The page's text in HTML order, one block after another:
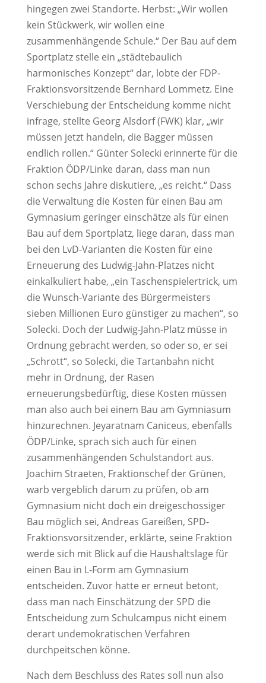
hingegen zwei Standorte. Herbst: „Wir wollen
kein Stückwerk, wir wollen eine
zusammenhängende Schule.“ Der Bau auf dem
Sportplatz stelle ein „städtebaulich
harmonisches Konzept“ dar, lobte der FDP-
Fraktionsvorsitzende Bernhard Lommetz. Eine
Verschiebung der Entscheidung komme nicht
infrage, stellte Georg Alsdorf (FWK) klar, „wir
müssen jetzt handeln, die Bagger müssen
endlich rollen.“ Günter Solecki erinnerte für die
Fraktion ÖDP/Linke daran, dass man nun
schon sechs Jahre diskutiere, „es reicht.“ Dass
die Verwaltung die Kosten für einen Bau am
Gymnasium geringer einschätze als für einen
Bau auf dem Sportplatz, liege daran, dass man
bei den LvD-Varianten die Kosten für eine
Erneuerung des Ludwig-Jahn-Platzes nicht
einkalkuliert habe, „ein Taschenspielertrick, um
die Wunsch-Variante des Bürgermeisters
sieben Millionen Euro günstiger zu machen“, so
Solecki. Doch der Ludwig-Jahn-Platz müsse in
Ordnung gebracht werden, so oder so, er sei
„Schrott“, so Solecki, die Tartanbahn nicht
mehr in Ordnung, der Rasen
erneuerungsbedürftig, diese Kosten müssen
man also auch bei einem Bau am Gymniasum
hinzurechnen. Jeyaratnam Caniceus, ebenfalls
ÖDP/Linke, sprach sich auch für einen
zusammenhängenden Schulstandort aus.
Joachim Straeten, Fraktionschef der Grünen,
warb vergeblich darum zu prüfen, ob am
Gymnasium nicht doch ein dreigeschossiger
Bau möglich sei, Andreas Gareißen, SPD-
Fraktionsvorsitzender, erklärte, seine Fraktion
werde sich mit Blick auf die Haushaltslage für
einen Bau in L-Form am Gymnasium
entscheiden. Zuvor hatte er erneut betont,
dass man nach Einschätzung der SPD die
Entscheidung zum Schulcampus nicht einem
derart undemokratischen Verfahren
durchpeitschen könne.
Nach dem Beschluss des Rates soll nun also